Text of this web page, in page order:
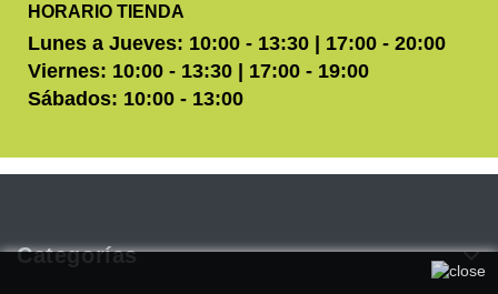
HORARIO TIENDA
Lunes a Jueves: 10:00 - 13:30 | 17:00 - 20:00
Viernes: 10:00 - 13:30 | 17:00 - 19:00
Sábados: 10:00 - 13:00
Categorías
Utilizamos cookies propias y de terceros para mejorar